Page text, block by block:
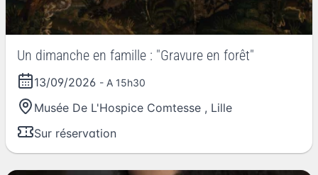
Un dimanche en famille : "Gravure en forêt"
13/09/2026 - A 15h30
Musée De L'Hospice Comtesse , Lille
Sur réservation